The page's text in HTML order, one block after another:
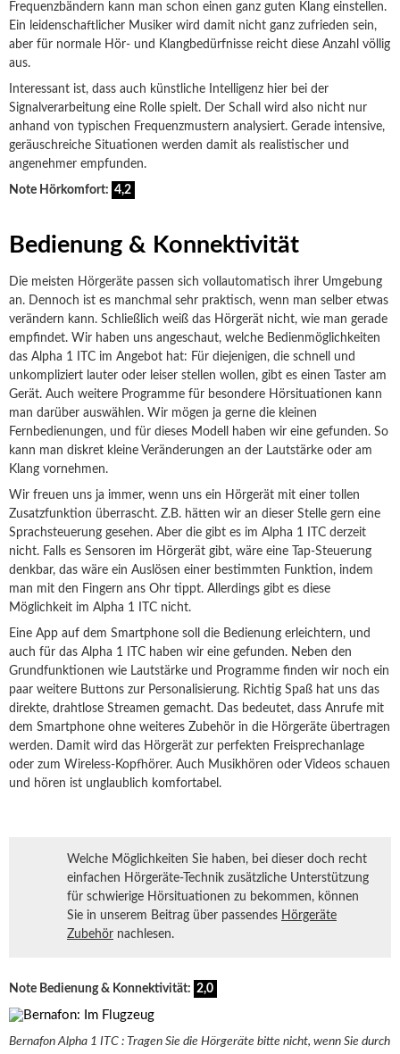
Frequenzbändern kann man schon einen ganz guten Klang einstellen.
Ein leidenschaftlicher Musiker wird damit nicht ganz zufrieden sein,
aber für normale Hör- und Klangbedürfnisse reicht diese Anzahl völlig
aus.
Interessant ist, dass auch künstliche Intelligenz hier bei der
Signalverarbeitung eine Rolle spielt. Der Schall wird also nicht nur
anhand von typischen Frequenzmustern analysiert. Gerade intensive,
geräuschreiche Situationen werden damit als realistischer und
angenehmer empfunden.
Note Hörkomfort: 4,2
Bedienung & Konnektivität
Die meisten Hörgeräte passen sich vollautomatisch ihrer Umgebung
an. Dennoch ist es manchmal sehr praktisch, wenn man selber etwas
verändern kann. Schließlich weiß das Hörgerät nicht, wie man gerade
empfindet. Wir haben uns angeschaut, welche Bedienmöglichkeiten
das Alpha 1 ITC im Angebot hat: Für diejenigen, die schnell und
unkompliziert lauter oder leiser stellen wollen, gibt es einen Taster am
Gerät. Auch weitere Programme für besondere Hörsituationen kann
man darüber auswählen. Wir mögen ja gerne die kleinen
Fernbedienungen, und für dieses Modell haben wir eine gefunden. So
kann man diskret kleine Veränderungen an der Lautstärke oder am
Klang vornehmen.
Wir freuen uns ja immer, wenn uns ein Hörgerät mit einer tollen
Zusatzfunktion überrascht. Z.B. hätten wir an dieser Stelle gern eine
Sprachsteuerung gesehen. Aber die gibt es im Alpha 1 ITC derzeit
nicht. Falls es Sensoren im Hörgerät gibt, wäre eine Tap-Steuerung
denkbar, das wäre ein Auslösen einer bestimmten Funktion, indem
man mit den Fingern ans Ohr tippt. Allerdings gibt es diese
Möglichkeit im Alpha 1 ITC nicht.
Eine App auf dem Smartphone soll die Bedienung erleichtern, und
auch für das Alpha 1 ITC haben wir eine gefunden. Neben den
Grundfunktionen wie Lautstärke und Programme finden wir noch ein
paar weitere Buttons zur Personalisierung. Richtig Spaß hat uns das
direkte, drahtlose Streamen gemacht. Das bedeutet, dass Anrufe mit
dem Smartphone ohne weiteres Zubehör in die Hörgeräte übertragen
werden. Damit wird das Hörgerät zur perfekten Freisprechanlage
oder zum Wireless-Kopfhörer. Auch Musikhören oder Videos schauen
und hören ist unglaublich komfortabel.
Welche Möglichkeiten Sie haben, bei dieser doch recht
einfachen Hörgeräte-Technik zusätzliche Unterstützung
für schwierige Hörsituationen zu bekommen, können
Sie in unserem Beitrag über passendes Hörgeräte
Zubehör nachlesen.
Note Bedienung & Konnektivität: 2,0
Bernafon Alpha 1 ITC : Tragen Sie die Hörgeräte bitte nicht, wenn Sie durch